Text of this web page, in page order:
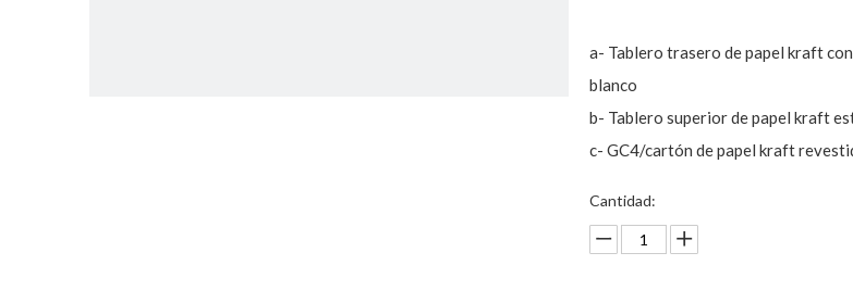
a- Tablero trasero de papel kraft
blanco
b- Tablero superior de papel kraft
c- GC4/cartón de papel kraft
Cantidad: